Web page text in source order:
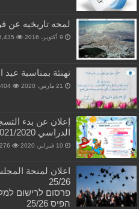
لمحه تاريخيه عن قرية مسعده
9 أكتوبر، 2016 16,435
تهنئة بمناسبة عيد الام
21 مارس، 2020 14,404
إعلان عن بدء التسجيل
الدراسي 2021/2020
10 فبراير، 2020 14,276
اعلان لمنحة المجلس
25/26
פרסום לרישום למלגת
הפיס 25/26